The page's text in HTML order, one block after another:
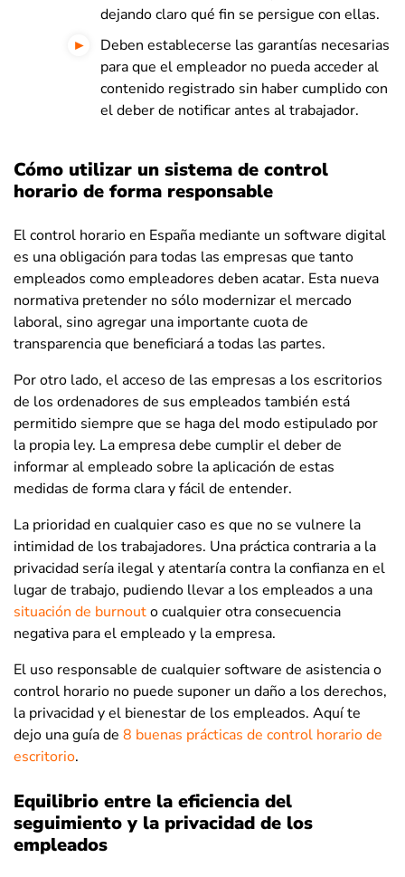
dejando claro qué fin se persigue con ellas.
Deben establecerse las garantías necesarias
para que el empleador no pueda acceder al
contenido registrado sin haber cumplido con
el deber de notificar antes al trabajador.
Cómo utilizar un sistema de control
horario de forma responsable
El control horario en España mediante un software digital
es una obligación para todas las empresas que tanto
empleados como empleadores deben acatar. Esta nueva
normativa pretender no sólo modernizar el mercado
laboral, sino agregar una importante cuota de
transparencia que beneficiará a todas las partes.
Por otro lado, el acceso de las empresas a los escritorios
de los ordenadores de sus empleados también está
permitido siempre que se haga del modo estipulado por
la propia ley. La empresa debe cumplir el deber de
informar al empleado sobre la aplicación de estas
medidas de forma clara y fácil de entender.
La prioridad en cualquier caso es que no se vulnere la
intimidad de los trabajadores. Una práctica contraria a la
privacidad sería ilegal y atentaría contra la confianza en el
lugar de trabajo, pudiendo llevar a los empleados a una
situación de burnouto cualquier otra consecuencia
negativa para el empleado y la empresa.
El uso responsable de cualquier software de asistencia o
control horario no puede suponer un daño a los derechos,
la privacidad y el bienestar de los empleados. Aquí te
dejo una guía de 8 buenas prácticas de control horario de
escritorio.
Equilibrio entre la eficiencia del
seguimiento y la privacidad de los
empleados